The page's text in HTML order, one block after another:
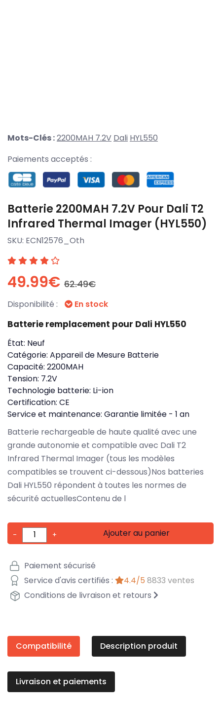
Mots-Clés :2200MAH 7.2V Dali HYL550
Paiements acceptés :
Batterie 2200MAH 7.2V Pour Dali T2
Infrared Thermal Imager (HYL550)
SKU: ECN12576_Oth
49.99€ 62.49€
Disponibilité : En stock
Batterie remplacement pour Dali HYL550
État: Neuf
Catégorie: Appareil de Mesure Batterie
Capacité: 2200MAH
Tension: 7.2V
Technologie batterie: Li-ion
Certification: CE
Service et maintenance: Garantie limitée - 1 an
Batterie rechargeable de haute qualité avec une
grande autonomie et compatible avec Dali T2
Infrared Thermal Imager (tous les modèles
compatibles se trouvent ci-dessous)Nos batteries
Dali HYL550 répondent à toutes les normes de
sécurité actuellesContenu de l
- + Ajouter au panier
Paiement sécurisé
Service d'avis certifiés :
4.4/5 8833 ventes
Conditions de livraison et retours
Compatibilité Description produit
Livraison et paiements